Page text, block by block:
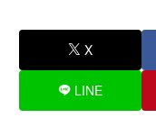
X
LINE